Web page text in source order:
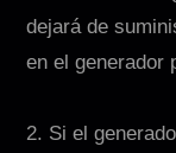
dejará de
en el generador
2. Si el